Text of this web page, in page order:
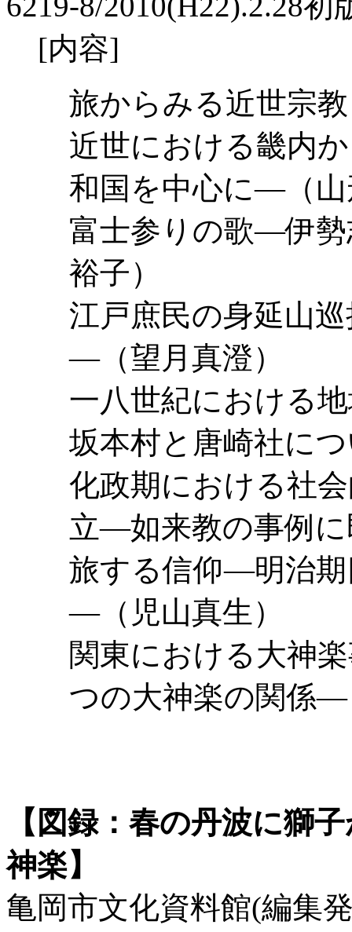
[内容]
旅からみる近世宗
近世における畿内
和国を中心に―（山
富士参りの歌―伊
裕子）
江戸庶民の身延山
―（望月真澄）
一八世紀における
坂本村と唐崎社に
化政期における社
立―如来教の事例
旅する信仰―明治期
―（児山真生）
関東における大神
つの大神楽の関係―
【図録：春の丹波に獅
神楽】
亀岡市文化資料館(編集